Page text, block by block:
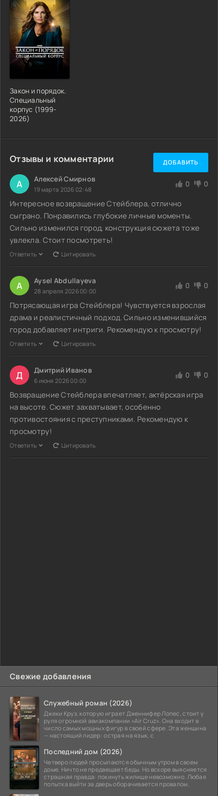
Свежие добавления
Служебный роман (2026)
Джеки Круз, которую играет Дженнифер Лопес, стоит у
руля огромной авиакомпании «Air Cruz». Она входит в
число самых мощных фигур в своей сфере. Эта женщина
— настоящий лидер: острая на язык, с
Последний дом (2026)
Четверо людей просыпаются обычным утром в своем
доме. Ничто не предвещает беды. Но вскоре выясняется
страшная правда: покинуть жилище невозможно. Любая
попытка выйти за дверь оборачивается провалом.
Закон и порядок.
Специальный
корпус (1999-
2026)
Отзывы и комментарии ДОБАВИТЬ
А Алексей Смирнов
19 марта 2026 02:48
0 0
Интересное возвращение Стейблера, отлично
сыграно. Понравились глубокие личные моменты.
Сильно изменился город, конструкция сюжета тоже
увлекла. Стоит посмотреть!
Ответить Цитировать
A Aysel Abdullayeva
28 апреля 2026 00:00
0 0
Потрясающая игра Стейблера! Чувствуется взрослая
драма и реалистичный подход. Сильно изменившийся
город добавляет интриги. Рекомендую к просмотру!
Ответить Цитировать
Д Дмитрий Иванов
6 июня 2026 00:00
0 0
Возвращение Стейблера впечатляет, актёрская игра
на высоте. Сюжет захватывает, особенно
противостояния с преступниками. Рекомендую к
просмотру!
Ответить Цитировать